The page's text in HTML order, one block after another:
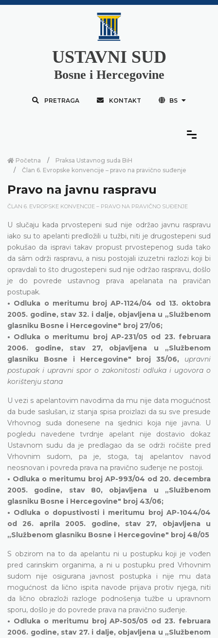
USTAVNI SUD
Bosne i Hercegovine
PRETRAGA KONTAKT BS
Početna
Praksa Ustavnog suda BiH
Član 6. Evropske konvencije – pravo na pravično suđenje
Pravo na javnu raspravu
ČLAN 6. EVROPSKE KONVENCIJE – PRAVO NA PRAVIČNO SUĐENJE
U slučaju kada prvostepeni sud nije održao javnu raspravu
iako su to apelanti predložili u tužbi, niti je drugostepeni sud
pokušao da ispravi takav propust prvostepenog suda tako
da sâm održi raspravu, a nisu postojali izuzetni razlozi koji bi
opravdali to što drugostepeni sud nije održao raspravu, došlo
je do povrede ustavnog prava apelanata na pravičan
postupak.
• Odluka o meritumu broj AP-1124/04 od 13. oktobra
2005. godine, stav 32. i dalje, objavljena u „Službenom
glasniku Bosne i Hercegovine" broj 27/06;
• Odluka o meritumu broj AP-231/05 od 23. februara
2006. godine, stav 27, objavljena u „Službenom
glasniku Bosne i Hercegovine" broj 35/06, upravni
postupak i upravni spor o zakonitosti odluka i ugovora o
korištenju stana
U vezi s apelantovim navodima da mu nije data mogućnost
da bude saslušan, iz stanja spisa proizlazi da su sve presude
Vrhovnog suda donesene na sjednici koja nije javna. U
pogledu navedene tvrdnje apelant nije dostavio dokaz
Ustavnom sudu da je predlagao da se održi ročište pred
Vrhovnim sudom, pa je, stoga, taj apelantov navod
neosnovan i povreda prava na pravično suđenje ne postoji.
• Odluka o meritumu broj AP-993/04 od 20. decembra
2005. godine, stav 80, objavljena u „Službenom
glasniku Bosne i Hercegovine" broj 43/06;
• Odluka o dopustivosti i meritumu broj AP-1044/04
od 26. aprila 2005. godine, stav 27, objavljena u
„Službenom glasniku Bosne i Hercegovine" broj 48/05
S obzirom na to da apelantu ni u postupku koji je vođen
pred carinskim organima, a ni u postupku pred Vrhovnim
sudom nije osigurana javnost postupka i nije mu data
mogućnost da lično ispita navode prijava protiv njega, niti
da lično obrazloži razloge podnošenja tužbe u upravnom
sporu, došlo je do povrede prava na pravično suđenje.
• Odluka o meritumu broj AP-505/05 od 23. februara
2006. godine, stav 27. i dalje, objavljena u „Službenom